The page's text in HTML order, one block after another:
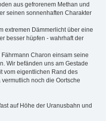
aus gefrorenem Methan und
seinen sonnenhaften Charakter
extremen Dämmerlicht über eine
besser hüpfen - wahrhaft der
Charon einsam seine
Wir befänden uns am Gestade
vom eigentlichen Rand des
noch die Oortsche
auf Höhe der Uranusbahn und